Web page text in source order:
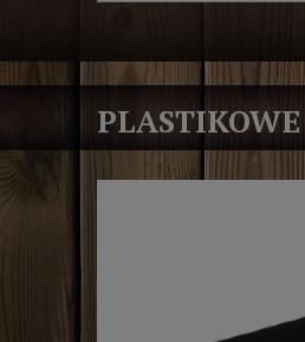
PLASTIKOWE